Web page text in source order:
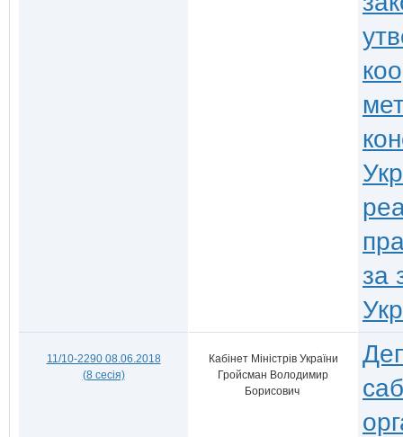
за
11/10-2290 08.06.2018
(8 сесія)
Кабінет Міністрів України
Гройсман Володимир
Борисович